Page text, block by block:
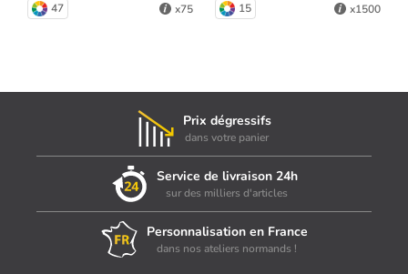
47 x75 15 x1500
Prix dégressifs
dans votre panier
Service de livraison 24h
sur des milliers d'articles
Personnalisation en France
dans nos ateliers normands !